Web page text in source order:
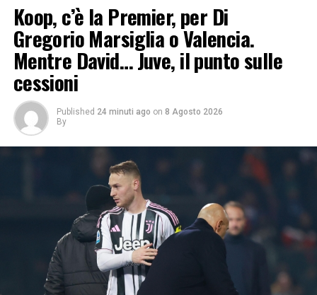
Koop, c’è la Premier, per Di
Gregorio Marsiglia o Valencia.
Mentre David… Juve, il punto sulle
cessioni
Published 24 minuti ago on 8 Agosto 2026
By